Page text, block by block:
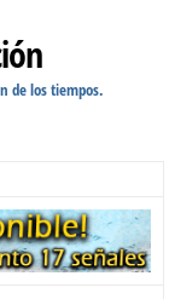
de los tiempos.